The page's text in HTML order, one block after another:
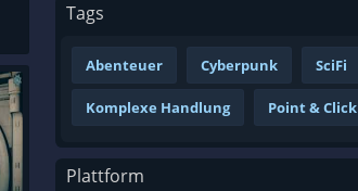
Tags
Abenteuer Cyberpunk SciFi
Komplexe Handlung Point & Click
Plattform